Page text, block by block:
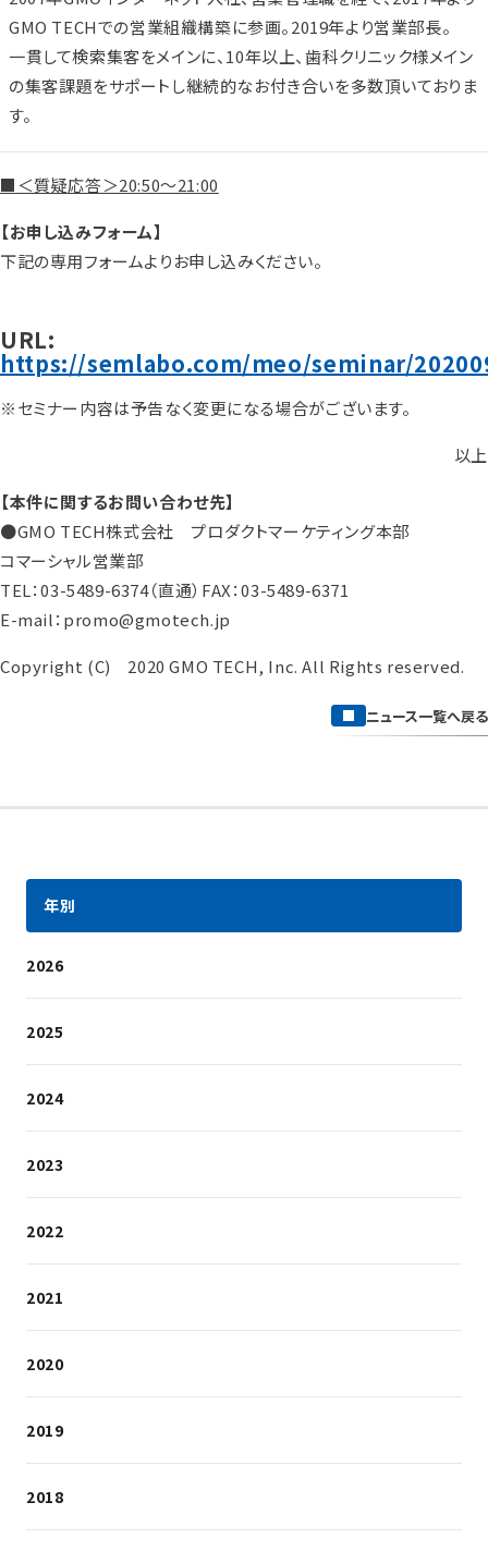
GMO TECHでの営業組織構築に参画。2019年より営業部長。
一貫して検索集客をメインに、10年以上、歯科クリニック様メイン
の集客課題をサポートし継続的なお付き合いを多数頂いておりま
す。
■＜質疑応答＞20:50～21:00
【お申し込みフォーム】
下記の専用フォームよりお申し込みください。
URL:
https://semlabo.com/meo/seminar/
※セミナー内容は予告なく変更になる場合がございます。
以上
【本件に関するお問い合わせ先】
●GMO TECH株式会社 プロダクトマーケティング本部
コマーシャル営業部
TEL：03-5489-6374（直通）FAX：03-5489-6371
E-mail：promo@gmotech.jp
Copyright (C) 2020 GMO TECH, Inc. All Rights reserved.
ニュース一覧へ戻る
年別
2026
2025
2024
2023
2022
2021
2020
2019
2018